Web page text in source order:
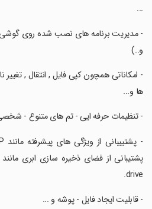
...
‏- مدیریت برنامه های نصب شده روی گوشی
و..)
‏- امکاناتی همچون کپی فایل , انتقال ,
ها و...
‏- تنظیمات حرفه ایی - تم های متنوع -
drive.
‏- قابلیت ایجاد فایل - پوشه و ...